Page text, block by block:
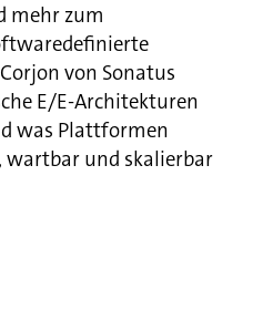
mehr zum
von Sonatus
E/E-Architekturen
was Plattformen
wartbar und skalierbar